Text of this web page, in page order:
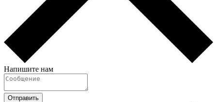
Напишите нам
Отправить